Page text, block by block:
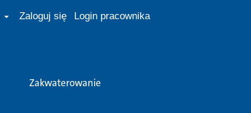
Zaloguj się Login pracownika
Zakwaterowanie